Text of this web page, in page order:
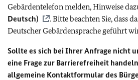
Gebärdentelefon melden, Hinweise
Deutsch)
. Bitte beachten Sie, dass
Deutscher Gebärdensprache geführt
Sollte es sich bei Ihrer Anfrage nicht
eine Frage zur Barrierefreiheit
allgemeine Kontaktformular des